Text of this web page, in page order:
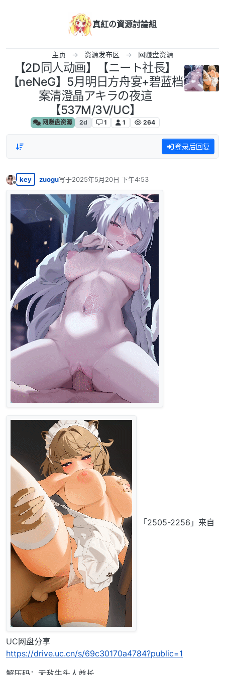
真紅の資源討論組
主页 资源发布区 网赚盘资源
【2D同人动画】【ニート社長】
【neNeG】5月明日方舟宴+碧蓝档
案清澄晶アキラの夜這
【537M/3V/UC】
网赚盘资源 2d 1 1 264
登录后回复
离线
key zuogu写于2025年5月20日 下午4:53
最后由 编辑
「2505-2256」来自
UC网盘分享
https://drive.uc.cn/s/69c30170a4784?public=1